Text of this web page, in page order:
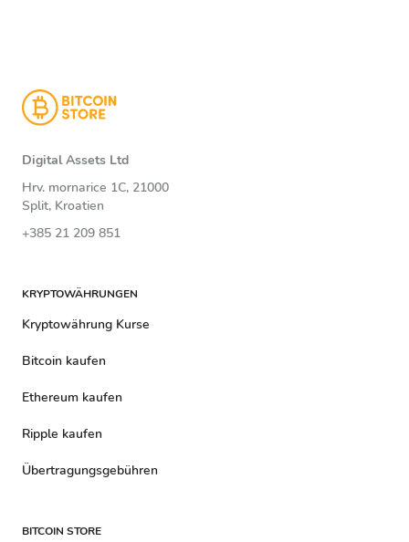
Digital Assets Ltd
Hrv. mornarice 1C, 21000
Split, Kroatien
+385 21 209 851
KRYPTOWÄHRUNGEN
Kryptowährung Kurse
Bitcoin kaufen
Ethereum kaufen
Ripple kaufen
Übertragungsgebühren
BITCOIN STORE